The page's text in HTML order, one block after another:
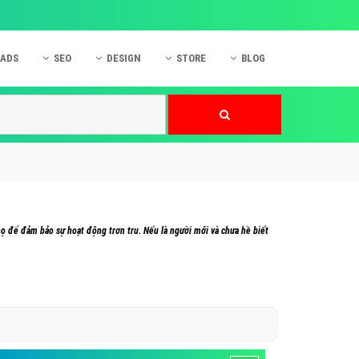
SEO DESIGN STORE BLOG
để đảm bảo sự hoạt động trơn tru. Nếu là người mới và chưa hề biết